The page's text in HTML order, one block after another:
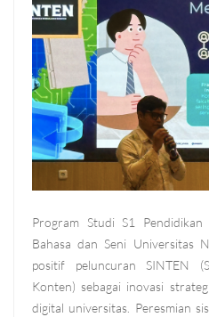
Program Studi S1
Bahasa dan Seni Universitas
positif peluncuran SINTEN
Konten) sebagai inovasi
digital universitas. Peresmian